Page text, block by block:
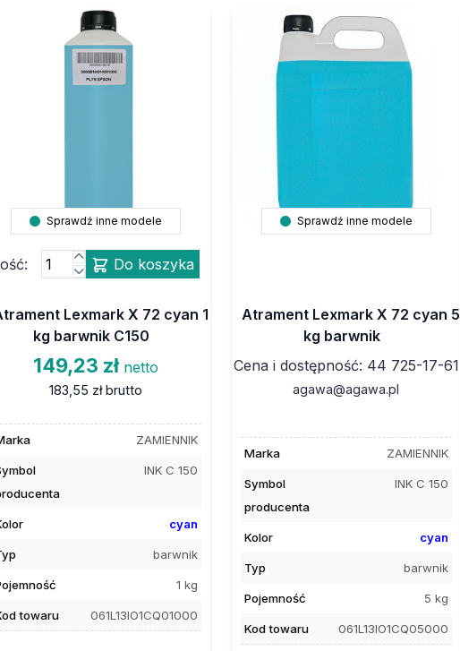
Sprawdź inne modele
Do koszyka
Lexmark X 72 cyan 1
kg barwnik C150
149,23 zł netto
183,55 zł brutto
ZAMIENNIK
INK C 150
cyan
barwnik
1 kg
towaru 061L13IO1CQ01000
Sprawdź inne modele
Atrament Lexmark X 72 cyan 5
kg barwnik
Cena i dostępność: 44 725-17-61
agawa@agawa.pl
Marka ZAMIENNIK
Symbol
producenta
INK C 150
Kolor cyan
Typ barwnik
Pojemność 5 kg
Kod towaru 061L13IO1CQ05000